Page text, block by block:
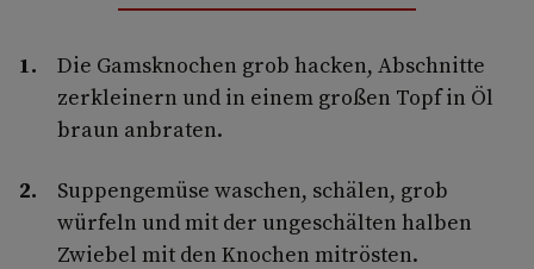
Die Gamsknochen grob hacken, Abschnitte
zerkleinern und in einem großen Topf in Öl
braun anbraten.
Suppengemüse waschen, schälen, grob
würfeln und mit der ungeschälten halben
Zwiebel mit den Knochen mitrösten.